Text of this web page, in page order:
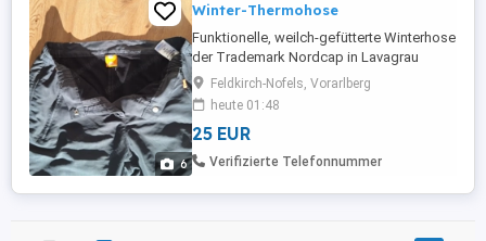
6
Winter-Thermohose
Funktionelle, weilch-gefütterte Winterhose
der Trademark Nordcap in Lavagrau
Marke: Nordcap Grösse: 42 Farbe: Lava
grau mit orangen Akzenten an den
Reißverschluss Taschen Besonderes:
Thermo-Innenfutter Atmungsaktiv Absolut
geräuschlos Extra robustes und
Hautgefühl Wind- ...
Feldkirch-Nofels, Vorarlberg
heute 01:48
25 EUR
Verifizierte Telefonnummer